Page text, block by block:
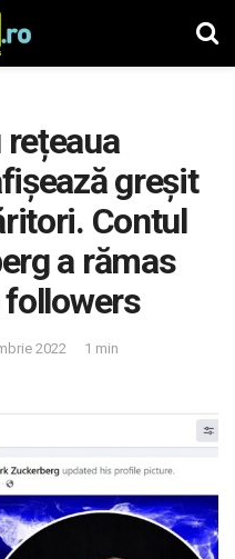
greșit
Contul
a rămas
followers
2022 1 min